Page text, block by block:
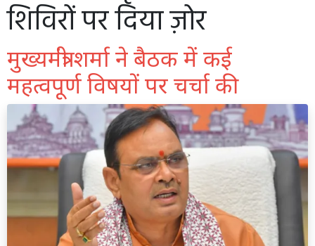
शिविरों पर दिया ज़ोर
मुख्यमंत्री शर्मा ने बैठक में कई
महत्वपूर्ण विषयों पर चर्चा की